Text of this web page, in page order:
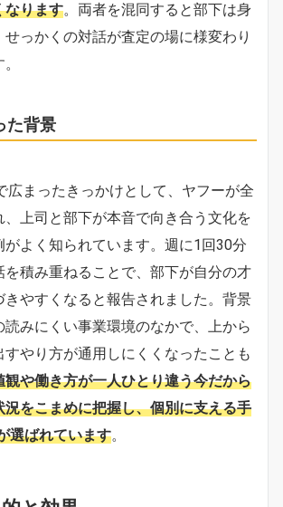
なります。両者を混同すると部下は身
っかくの対話が査定の場に様変わり
た背景
広まったきっかけとして、ヤフーが全
、上司と部下が本音で向き合う文化を
がよく知られています。週に1回30分
を積み重ねることで、部下が自分の才
きやすくなると報告されました。背景
読みにくい事業環境のなかで、上から
やり方が通用しにくくなったことも
観や働き方が一人ひとり違う今だから
況をこまめに把握し、個別に支える手
選ばれています。